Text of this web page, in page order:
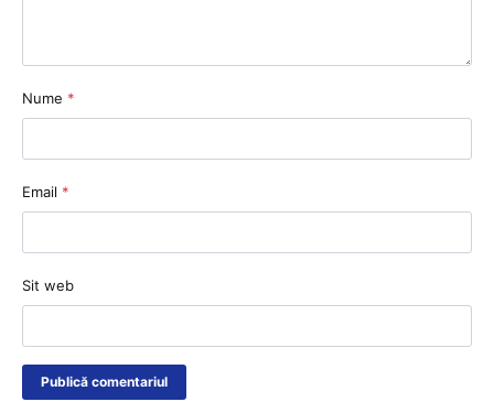
Nume *
Email *
Sit web